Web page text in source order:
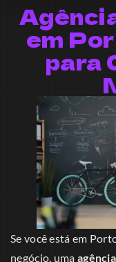
em
para
Se você está em
negócio, uma